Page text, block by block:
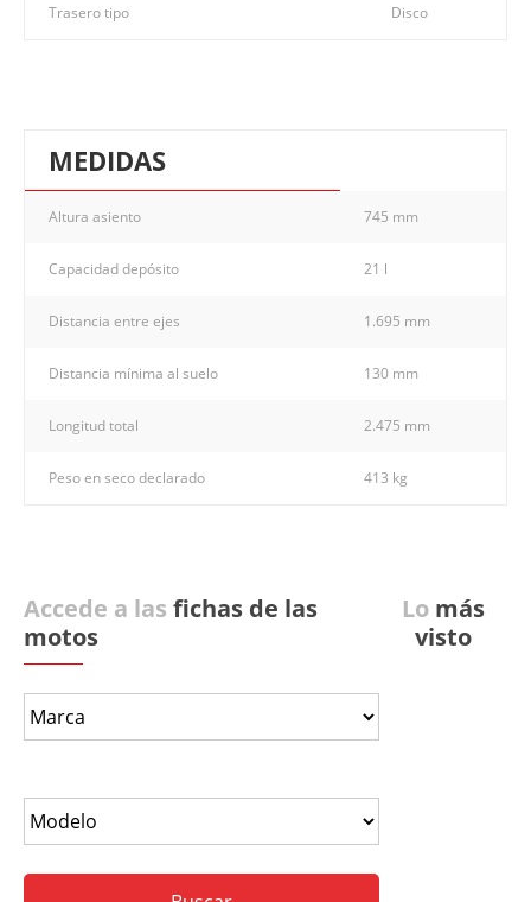
Trasero tipo Disco
MEDIDAS
Altura asiento 745 mm
Capacidad depósito 21 l
Distancia entre ejes 1.695 mm
Distancia mínima al suelo 130 mm
Longitud total 2.475 mm
Peso en seco declarado 413 kg
Accede a las fichas de las
motos
Lo más
visto